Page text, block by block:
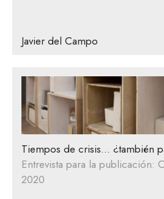
Javier del Campo
Tiempos de crisis… ¿también
Entrevista para la publicación:
2020